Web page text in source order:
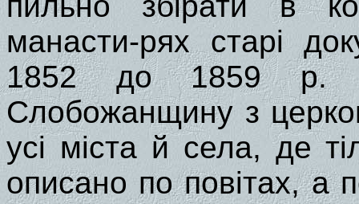
манасти-рях старі
1852 до 1859 р.
Слобожанщину з
усі міста й села, де
описано по повітах, а